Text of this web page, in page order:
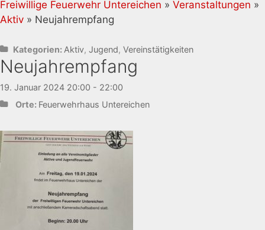
Freiwillige Feuerwehr Untereichen » Veranstaltungen »
Aktiv » Neujahrempfang
Kategorien: Aktiv, Jugend, Vereinstätigkeiten
Neujahrempfang
19. Januar 2024 20:00 - 22:00
Orte: Feuerwehrhaus Untereichen